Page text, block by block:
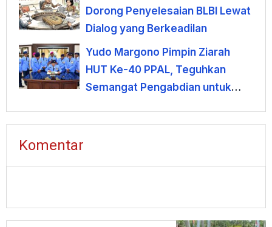
Dorong Penyelesaian BLBI Lewat
Dialog yang Berkeadilan
Yudo Margono Pimpin Ziarah
HUT Ke-40 PPAL, Teguhkan
Semangat Pengabdian untuk
Komentar